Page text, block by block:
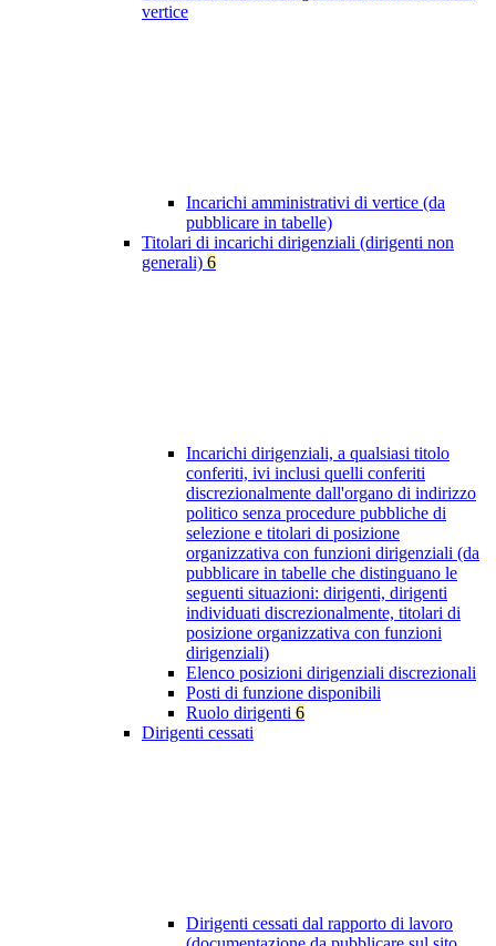
vertice
Incarichi amministrativi di vertice (da
pubblicare in tabelle)
Titolari di incarichi dirigenziali (dirigenti non
generali) 6
Incarichi dirigenziali, a qualsiasi titolo
conferiti, ivi inclusi quelli conferiti
discrezionalmente dall'organo di indirizzo
politico senza procedure pubbliche di
selezione e titolari di posizione
organizzativa con funzioni dirigenziali (da
pubblicare in tabelle che distinguano le
seguenti situazioni: dirigenti, dirigenti
individuati discrezionalmente, titolari di
posizione organizzativa con funzioni
dirigenziali)
Elenco posizioni dirigenziali discrezionali
Posti di funzione disponibili
Ruolo dirigenti 6
Dirigenti cessati
Dirigenti cessati dal rapporto di lavoro